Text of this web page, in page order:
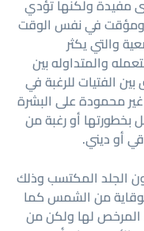
مفيدة ولكنها تؤدي
في نفس الوقت
والتي يكثر
والمتداوله بين
الفتيات للرغبة في
محمودة على البشرة
أو رغبة من
أو ديني.
الجلد المكتسب وذلك
من الشمس كما
لها ولكن من